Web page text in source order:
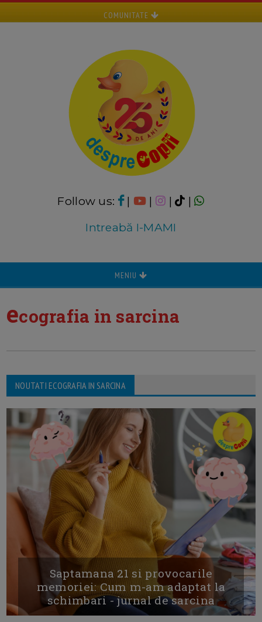
COMUNITATE
Follow us: | | |
|
Intreabă I-MAMI
MENIU
ecografia in sarcina
NOUTATI ECOGRAFIA IN SARCINA
Saptamana 21 si provocarile
memoriei: Cum m-am adaptat la
schimbari - jurnal de sarcina